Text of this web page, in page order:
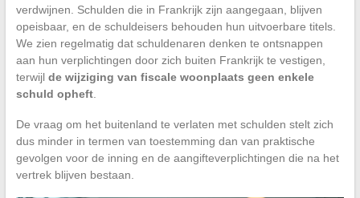
verdwijnen. Schulden die in Frankrijk zijn aangegaan, blijven
opeisbaar, en de schuldeisers behouden hun uitvoerbare titels.
We zien regelmatig dat schuldenaren denken te ontsnappen
aan hun verplichtingen door zich buiten Frankrijk te vestigen,
terwijl de wijziging van fiscale woonplaats geen enkele
schuld opheft.
De vraag om het buitenland te verlaten met schulden stelt zich
dus minder in termen van toestemming dan van praktische
gevolgen voor de inning en de aangifteverplichtingen die na het
vertrek blijven bestaan.